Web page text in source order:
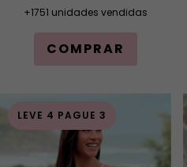
+1751 unidades vendidas
COMPRAR
LEVE 4 PAGUE 3